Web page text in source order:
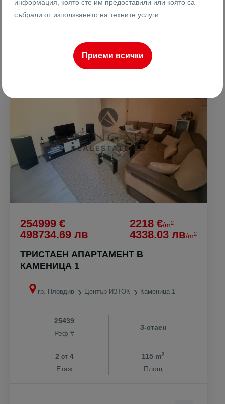
Ренета Арнаудова
Брокер
254999 €
498734.69 лв
2218 €/m2
4338.03 лв/m2
ТРИСТАЕН АПАРТАМЕНТ В
КАМЕНИЦА 1
гр. Пловдив Център ИЗТОК Каменица 1
25439
Реф #
3-стаен
2 от4
Етаж
115 m2
Площ
информация, която сте им предоставили или която са
събрали от използването на техните услуги.
Приеми всички